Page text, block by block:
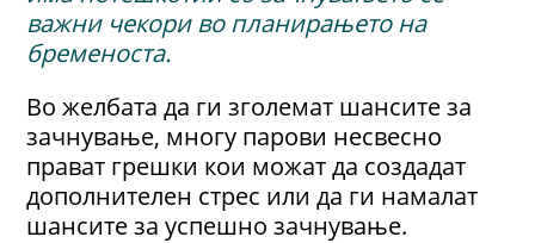
важни чекори во планирањето на
бременоста.
Во желбата да ги зголемат шансите за
зачнување, многу парови несвесно
прават грешки кои можат да создадат
дополнителен стрес или да ги намалат
шансите за успешно зачнување.